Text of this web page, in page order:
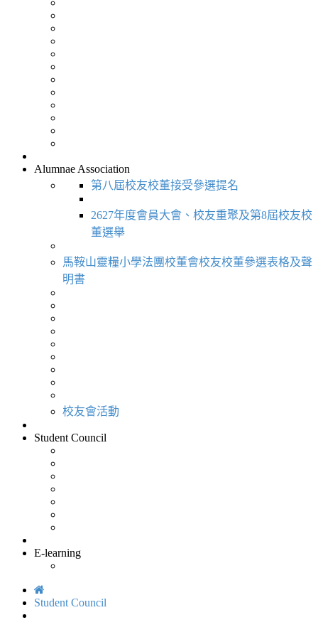
Alumnae Association
第八屆校友校董接受參選提名
2627年度會員大會、校友重聚及第8屆校友校
董選舉
馬鞍山靈糧小學法團校董會校友校董參選表格及聲
明書
校友會活動
Student Council
E-learning
Student Council